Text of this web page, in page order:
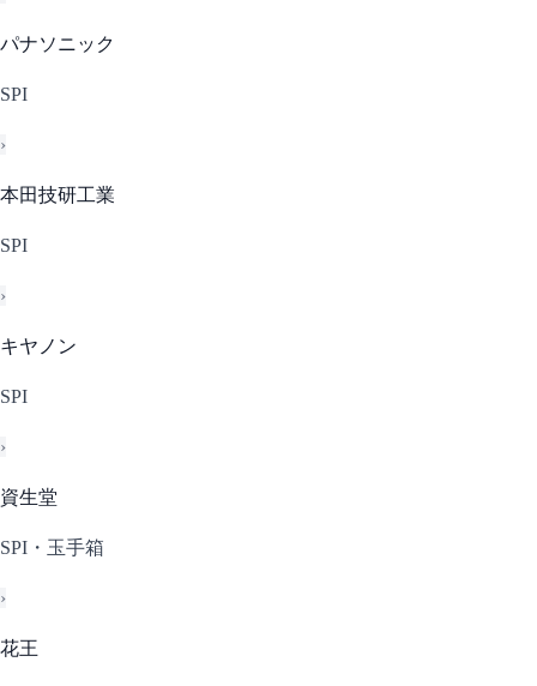
パナソニック
SPI
›
本田技研工業
SPI
›
キヤノン
SPI
›
資生堂
SPI・玉手箱
›
花王